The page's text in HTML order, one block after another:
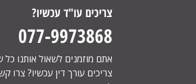
צריכים עו"ד עכשיו?
077-9973868
אתם מוזמנים לשאול אותנו
צריכים עורך דין עכשיו? צרו